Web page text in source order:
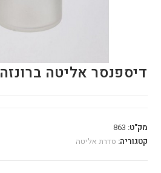
דיספנסר אליטה ברונזה
מק"ט: 863
קטגוריה: סדרת אליטה